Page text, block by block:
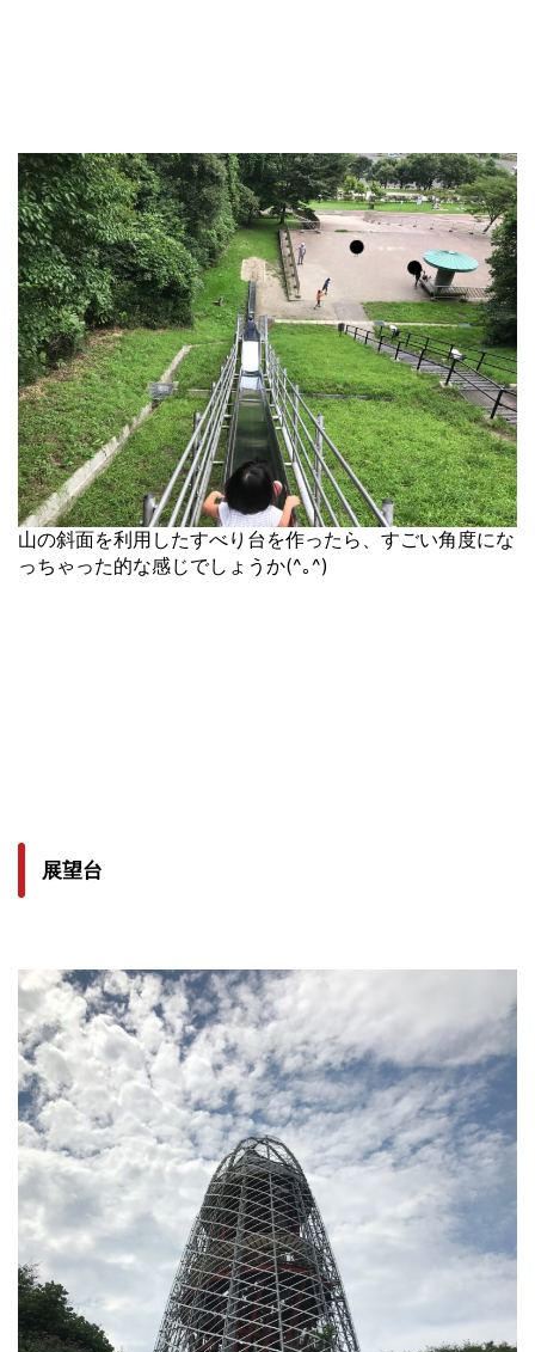
山の斜面を利用したすべり台を作ったら、すごい角度にな
っちゃった的な感じでしょうか(^｡^)
展望台